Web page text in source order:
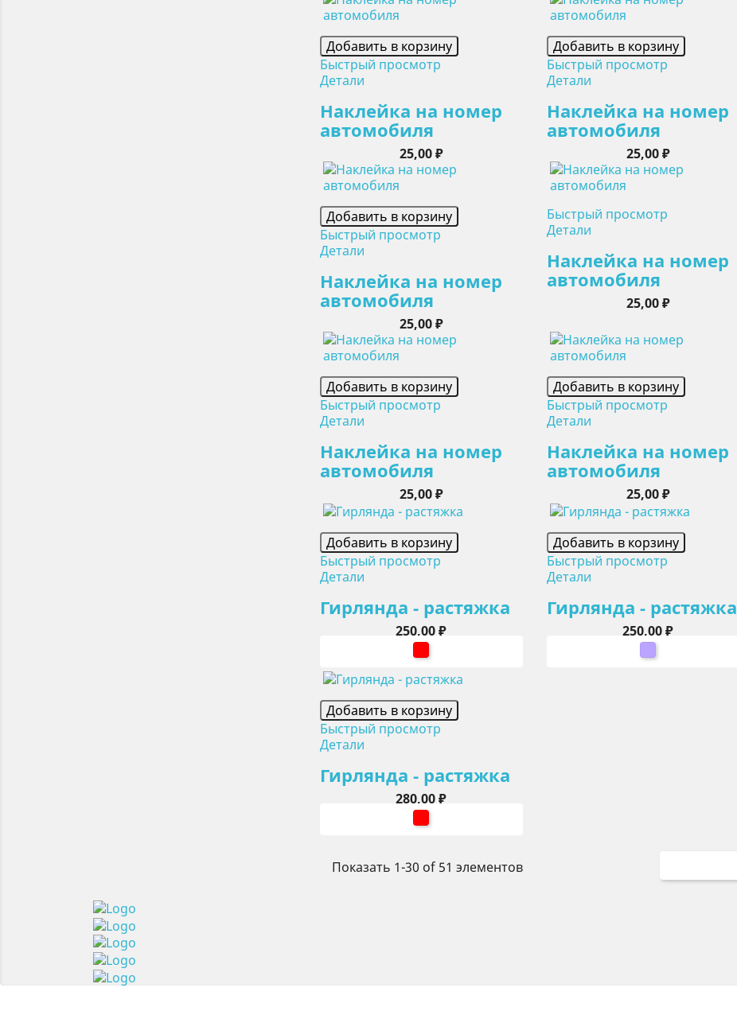
Добавить в корзину
Быстрый просмотр
Детали
Наклейка на номер
автомобиля
Цена
25,00 ₽
Добавить в корзину
Быстрый просмотр
Детали
Наклейка на номер
автомобиля
Цена
25,00 ₽
Добавить в корзину
Быстрый просмотр
Детали
Наклейка на номер
автомобиля
Цена
25,00 ₽
Быстрый просмотр
Детали
Наклейка на номер
автомобиля
Цена
25,00 ₽
Добавить в корзину
Быстрый просмотр
Детали
Наклейка на номер
автомобиля
Цена
25,00 ₽
Добавить в корзину
Быстрый просмотр
Детали
Наклейка на номер
автомобиля
Цена
25,00 ₽
Добавить в корзину
Быстрый просмотр
Детали
Гирлянда - растяжка
Цена
250,00 ₽
красный
Добавить в корзину
Быстрый просмотр
Детали
Гирлянда - растяжка
Цена
250,00 ₽
сиреневый
Добавить в корзину
Быстрый просмотр
Детали
Гирлянда - растяжка
Цена
280,00 ₽
красный
Показать 1-30 of 51 элементов